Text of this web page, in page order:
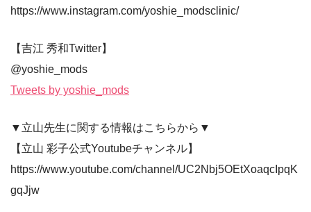
https://www.instagram.com/yoshie_modsclinic/
【吉江 秀和Twitter】
@yoshie_mods
Tweets by yoshie_mods
▼立山先生に関する情報はこちらから▼
【立山 彩子公式Youtubeチャンネル】
https://www.youtube.com/channel/UC2Nbj5OEtXoaqcIpqK
gqJjw